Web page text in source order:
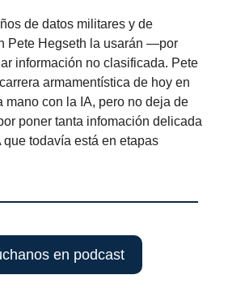
de datos militares y de
Pete Hegseth la usarán —por
información no clasificada. Pete
armamentística de hoy en
mano con la IA, pero no deja de
poner tanta infomación delicada
todavía está en etapas
en podcast